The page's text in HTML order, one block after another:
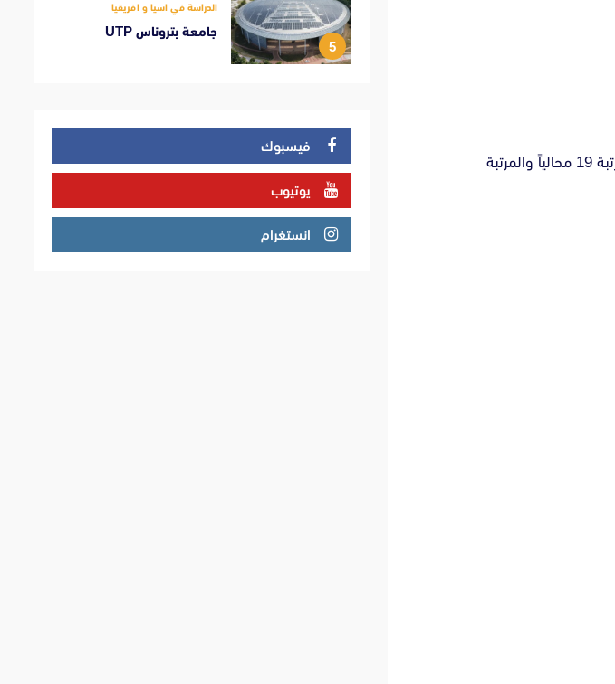
تعتبر جامعة اكدينيز واحدة من اهم وأميز الجامعات في تركيا، حيث تأتي الجامعة في المرتبة 19 محالياً والمرتبة
5
الدراسة في اسيا و افريقيا
جامعة بتروناس UTP
فيسبوك
يوتيوب
انستغرام